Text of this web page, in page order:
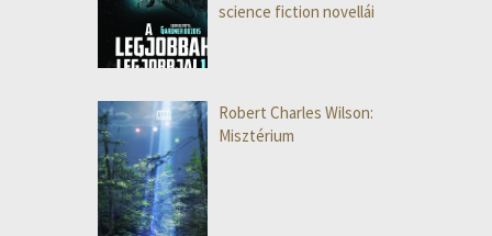
science fiction novellái
Robert Charles Wilson:
Misztérium